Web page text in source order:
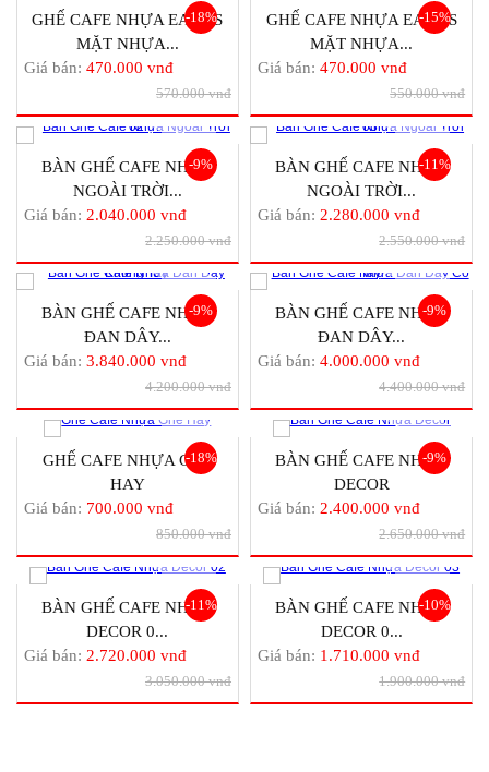
-18%
GHẾ CAFE NHỰA EAMES
MẶT NHỰA...
Giá bán: 470.000 vnđ
570.000 vnđ
-15%
GHẾ CAFE NHỰA EAMES
MẶT NHỰA...
Giá bán: 470.000 vnđ
550.000 vnđ
-9%
BÀN GHẾ CAFE NHỰA
NGOÀI TRỜI...
Giá bán: 2.040.000 vnđ
2.250.000 vnđ
-11%
BÀN GHẾ CAFE NHỰA
NGOÀI TRỜI...
Giá bán: 2.280.000 vnđ
2.550.000 vnđ
-9%
BÀN GHẾ CAFE NHỰA
ĐAN DÂY...
Giá bán: 3.840.000 vnđ
4.200.000 vnđ
-9%
BÀN GHẾ CAFE NHỰA
ĐAN DÂY...
Giá bán: 4.000.000 vnđ
4.400.000 vnđ
-18%
GHẾ CAFE NHỰA GHẾ
HAY
Giá bán: 700.000 vnđ
850.000 vnđ
-9%
BÀN GHẾ CAFE NHỰA
DECOR
Giá bán: 2.400.000 vnđ
2.650.000 vnđ
-11%
BÀN GHẾ CAFE NHỰA
DECOR 0...
Giá bán: 2.720.000 vnđ
3.050.000 vnđ
-10%
BÀN GHẾ CAFE NHỰA
DECOR 0...
Giá bán: 1.710.000 vnđ
1.900.000 vnđ